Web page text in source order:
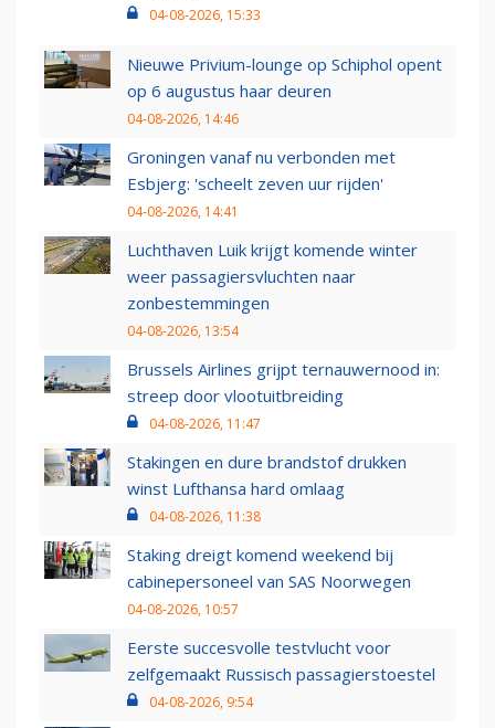
04-08-2026, 15:33
Nieuwe Privium-lounge op Schiphol opent
op 6 augustus haar deuren
04-08-2026, 14:46
Groningen vanaf nu verbonden met
Esbjerg: 'scheelt zeven uur rijden'
04-08-2026, 14:41
Luchthaven Luik krijgt komende winter
weer passagiersvluchten naar
zonbestemmingen
04-08-2026, 13:54
Brussels Airlines grijpt ternauwernood in:
streep door vlootuitbreiding
04-08-2026, 11:47
Stakingen en dure brandstof drukken
winst Lufthansa hard omlaag
04-08-2026, 11:38
Staking dreigt komend weekend bij
cabinepersoneel van SAS Noorwegen
04-08-2026, 10:57
Eerste succesvolle testvlucht voor
zelfgemaakt Russisch passagierstoestel
04-08-2026, 9:54